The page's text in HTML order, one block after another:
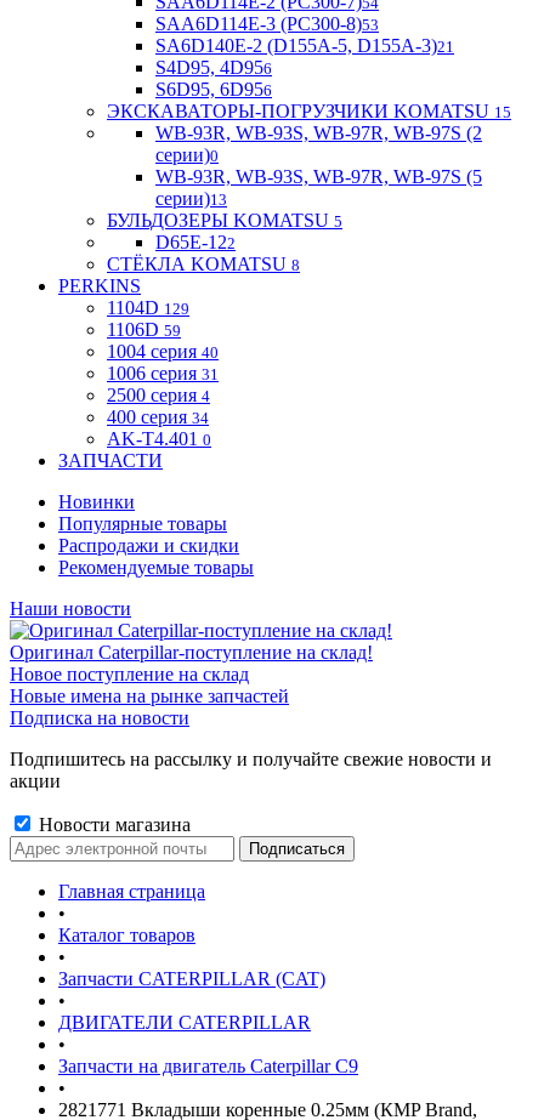
SAA6D114E-3 (PC300-8)53
SA6D140E-2 (D155A-5, D155A-3)21
S4D95, 4D956
S6D95, 6D956
ЭКСКАВАТОРЫ-ПОГРУЗЧИКИ KOMATSU 15
WB-93R, WB-93S, WB-97R, WB-97S (2
серии)0
WB-93R, WB-93S, WB-97R, WB-97S (5
серии)13
БУЛЬДОЗЕРЫ KOMATSU 5
D65E-122
СТЁКЛА KOMATSU 8
PERKINS
1104D 129
1106D 59
1004 серия 40
1006 серия 31
2500 серия 4
400 серия 34
AK-T4.401 0
ЗАПЧАСТИ
Новинки
Популярные товары
Распродажи и скидки
Рекомендуемые товары
Наши новости
Оригинал Caterpillar-поступление на склад!
Новое поступление на склад
Новые имена на рынке запчастей
Подписка на новости
Подпишитесь на рассылку и получайте свежие новости и
акции
Новости магазина
Главная страница
•
Каталог товаров
•
Запчасти CATERPILLAR (CAT)
•
ДВИГАТЕЛИ CATERPILLAR
•
Запчасти на двигатель Caterpillar С9
•
2821771 Вкладыши коренные 0.25мм (КMP Brand,